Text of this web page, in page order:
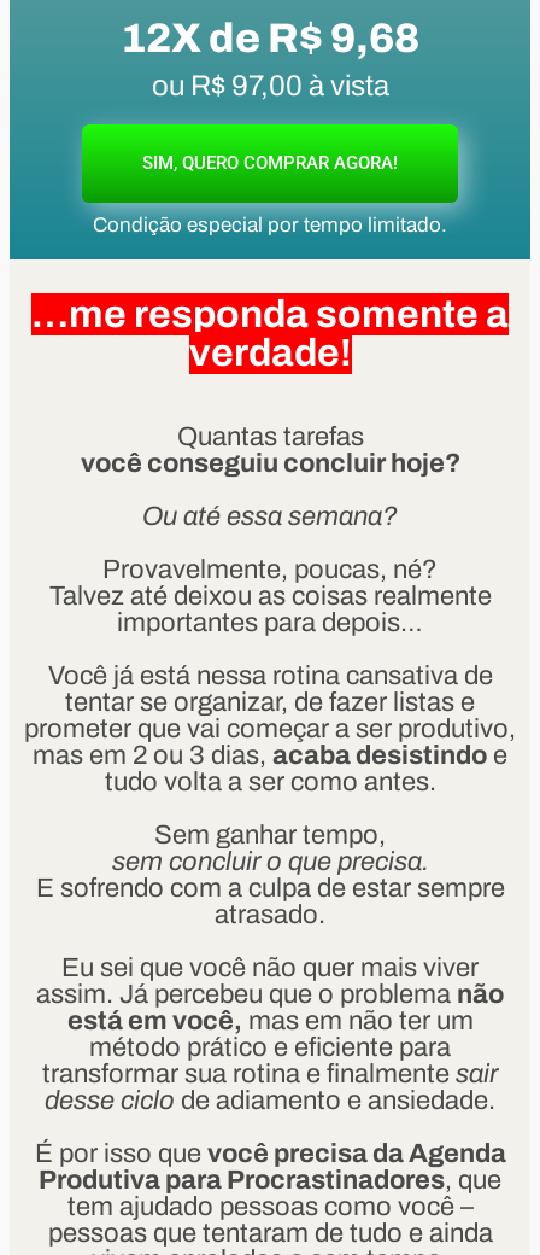
12X de R$ 9,68
ou R$ 97,00 à vista
SIM, QUERO COMPRAR AGORA!
Condição especial por tempo limitado.
…me responda somente a
verdade!
Quantas tarefas
você conseguiu concluir hoje?
Ou até essa semana?
Provavelmente, poucas, né?
Talvez até deixou as coisas realmente
importantes para depois…
Você já está nessa rotina cansativa de
tentar se organizar, de fazer listas e
prometer que vai começar a ser produtivo,
mas em 2 ou 3 dias, acaba desistindo e
tudo volta a ser como antes.
Sem ganhar tempo,
sem concluir o que precisa.
E sofrendo com a culpa de estar sempre
atrasado.
Eu sei que você não quer mais viver
assim. Já percebeu que o problema não
está em você, mas em não ter um
método prático e eficiente para
transformar sua rotina e finalmente sair
desse ciclo de adiamento e ansiedade.
É por isso que você precisa da Agenda
Produtiva para Procrastinadores, que
tem ajudado pessoas como você –
pessoas que tentaram de tudo e ainda